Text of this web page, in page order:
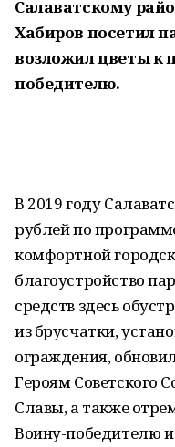
Салаватскому
Хабиров посетил
возложил цветы к
победителю.
В 2019 году
рублей по
комфортной
благоустройство
средств здесь
из брусчатки,
ограждения,
Героям Советского
Славы, а также
Воину-победителю